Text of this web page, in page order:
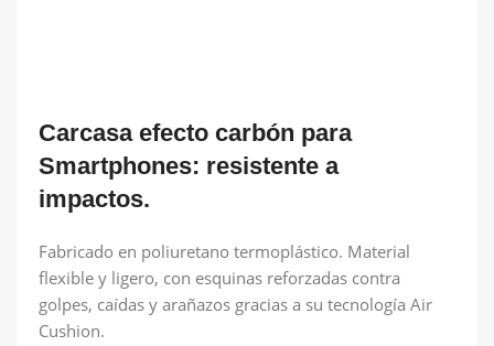
Carcasa efecto carbón para
Smartphones: resistente a
impactos.
Fabricado en poliuretano termoplástico. Material
flexible y ligero, con esquinas reforzadas contra
golpes, caídas y arañazos gracias a su tecnología Air
Cushion.